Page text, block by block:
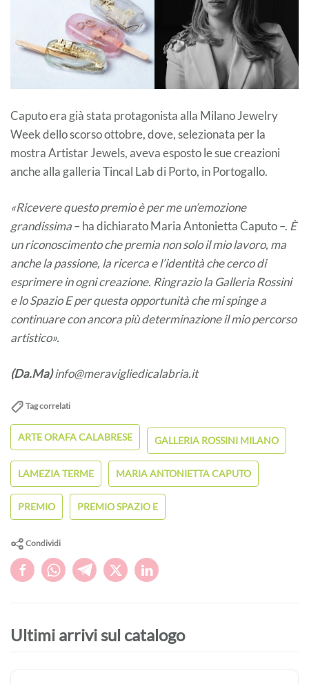
Caputo era già stata protagonista alla Milano Jewelry
Week dello scorso ottobre, dove, selezionata per la
mostra Artistar Jewels, aveva esposto le sue creazioni
anche alla galleria Tincal Lab di Porto, in Portogallo.
«Ricevere questo premio è per me un’emozione
grandissima– ha dichiarato Maria Antonietta Caputo –. È
un riconoscimento che premia non solo il mio lavoro, ma
anche la passione, la ricerca e l’identità che cerco di
esprimere in ogni creazione. Ringrazio la Galleria Rossini
e lo Spazio E per questa opportunità che mi spinge a
continuare con ancora più determinazione il mio percorso
artistico».
(Da.Ma)info@meravigliedicalabria.it
Tag correlati
ARTE ORAFA CALABRESE GALLERIA ROSSINI MILANO
LAMEZIA TERME MARIA ANTONIETTA CAPUTO
PREMIO PREMIO SPAZIO E
Condividi
Ultimi arrivi sul catalogo